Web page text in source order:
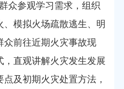
众参观学习需求，组织
模拟火场疏散逃生、明
众前往近期火灾事故现
，直观讲解火灾发生发展
及初期火灾处置方法，